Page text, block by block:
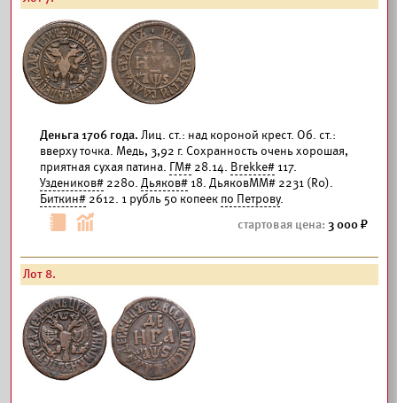
Деньга 1706 года. Лиц. ст.: над короной крест. Об. ст.:
вверху точка. Медь, 3,92 г. Сохранность очень хорошая,
приятная сухая патина. ГМ# 28.14. Brekke# 117.
Уздеников# 2280. Дьяков# 18. ДьяковММ# 2231 (R0).
Биткин# 2612. 1 рубль 50 копеек по Петрову.
3 000
Лот 8.